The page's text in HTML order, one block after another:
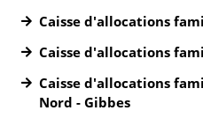
Caisse d'allocations
Caisse d'allocations
Caisse d'allocations
Nord - Gibbes